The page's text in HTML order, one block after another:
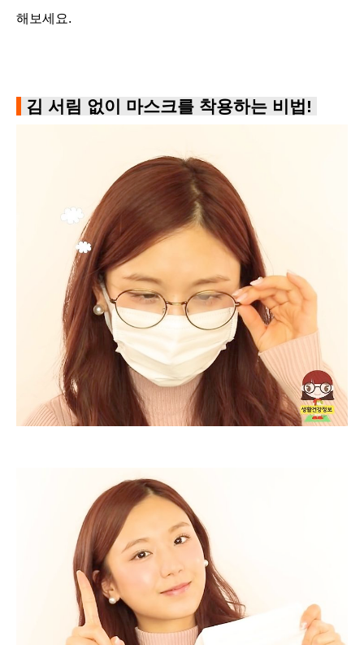
해보세요.
김 서림 없이 마스크를 착용하는 비법!